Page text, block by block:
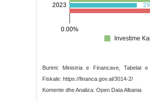
Burimi: Ministria e Financave, Tabelat e
Fiskale: https://financa.gov.al/3014-2/
Komente dhe Analiza: Open Data Albania